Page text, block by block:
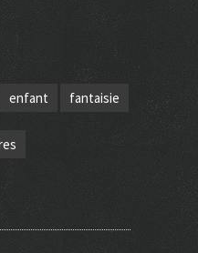
enfant fantaisie